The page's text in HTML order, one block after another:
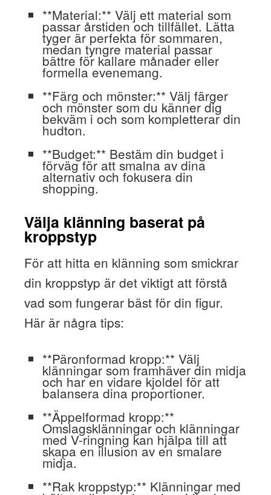
**Material:** Välj ett material som
passar årstiden och tillfället. Lätta
tyger är perfekta för sommaren,
medan tyngre material passar
bättre för kallare månader eller
formella evenemang.
**Färg och mönster:** Välj färger
och mönster som du känner dig
bekväm i och som kompletterar din
hudton.
**Budget:** Bestäm din budget i
förväg för att smalna av dina
alternativ och fokusera din
shopping.
Välja klänning baserat på
kroppstyp
För att hitta en klänning som smickrar
din kroppstyp är det viktigt att förstå
vad som fungerar bäst för din figur.
Här är några tips:
**Päronformad kropp:** Välj
klänningar som framhäver din midja
och har en vidare kjoldel för att
balansera dina proportioner.
**Äppelformad kropp:**
Omslagsklänningar och klänningar
med V-ringning kan hjälpa till att
skapa en illusion av en smalare
midja.
**Rak kroppstyp:** Klänningar med